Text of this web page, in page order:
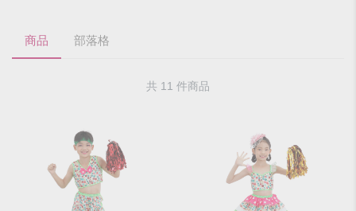
商品 部落格
共 11 件商品